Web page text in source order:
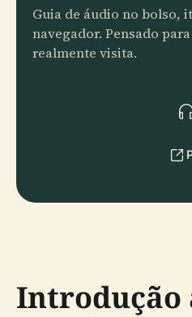
Guia de áudio no bolso,
navegador. Pensado
realmente visita.
Introdução